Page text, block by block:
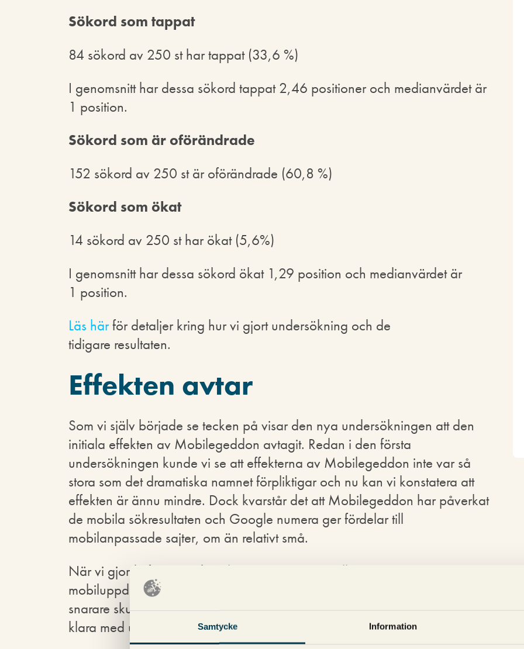
Samtycke Information
Sökord som tappat
84 sökord av 250 st har tappat (33,6 %)
I genomsnitt har dessa sökord tappat 2,46 positioner och medianvärdet är
1 position.
Sökord som är oförändrade
152 sökord av 250 st är oförändrade (60,8 %)
Sökord som ökat
14 sökord av 250 st har ökat (5,6%)
I genomsnitt har dessa sökord ökat 1,29 position och medianvärdet är
1 position.
Läs härför detaljer kring hur vi gjort undersökning och de
tidigare resultaten.
Effekten avtar
Som vi själv började se tecken på visar den nya undersökningen att den
initiala effekten av Mobilegeddon avtagit. Redan i den första
undersökningen kunde vi se att effekterna av Mobilegeddon inte var så
stora som det dramatiska namnet förpliktigar och nu kan vi konstatera att
effekten är ännu mindre. Dock kvarstår det att Mobilegeddon har påverkat
de mobila sökresultaten och Google numera ger fördelar till
mobilanpassade sajter, om än relativt små.
När vi gjorde första undersökningen var inte utrullningen av
mobiluppdateringen helt klar och jag personligen såg nog framför mig att vi
snarare skulle se en liten ökning av effekten än tvärtom när Google var
klara med utrullningen (vilket Google nu bekräftat att de är).